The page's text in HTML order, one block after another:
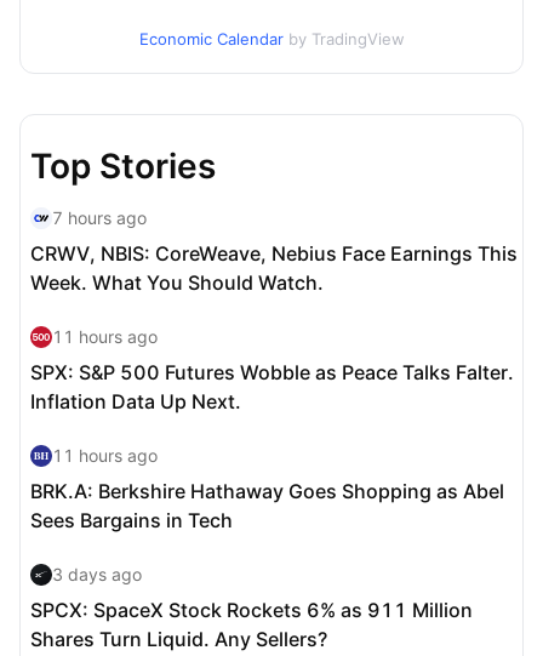
Economic Calendar by TradingView